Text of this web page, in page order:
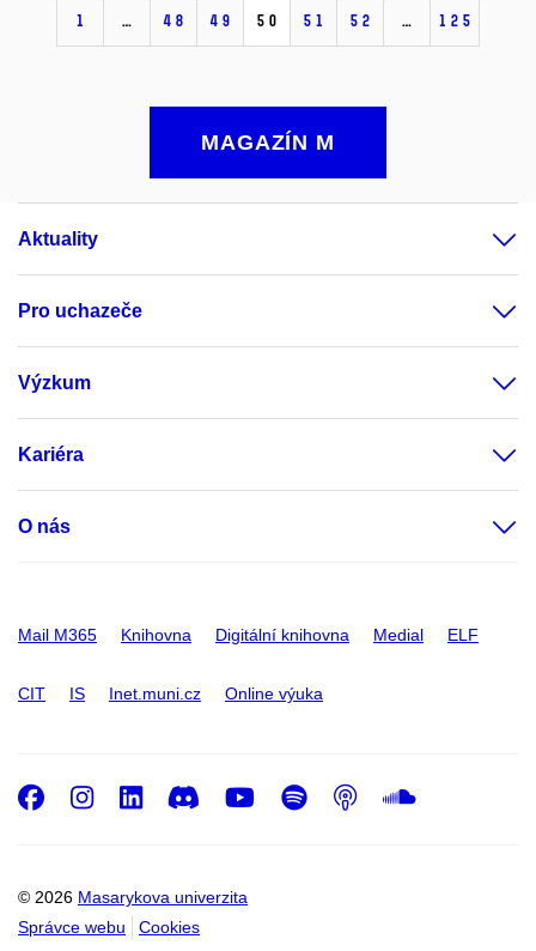
1 … 48 49 50 51 52 … 125
MAGAZÍN M
Aktuality
Pro uchazeče
Výzkum
Kariéra
O nás
Mail M365 Knihovna Digitální knihovna Medial ELF
CIT IS Inet.muni.cz Online výuka
© 2026 Masarykova univerzita
Správce webu
Cookies
Facebook
Instagram
LinkedIn
DiscordYoutube
Spotify
Podcast